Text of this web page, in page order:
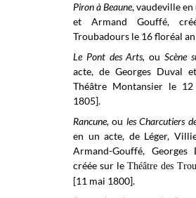
Piron à Beaune, vaudeville en
et Armand Gouffé,
Troubadours le 16 floréal
Le Pont des Arts,ou Scène
acte, de Georges Duval
Théâtre Montansier le
1805].
Rancune,ou les Charcutiers
en un acte, de Léger,
Armand-Gouffé,
créée sur le Théâtre des
[11 mai 1800].